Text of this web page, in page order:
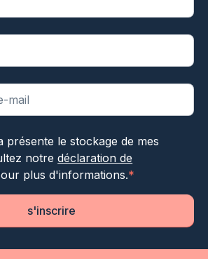
présente le stockage de mes
notredéclaration de
plus d'informations.*
s'inscrire